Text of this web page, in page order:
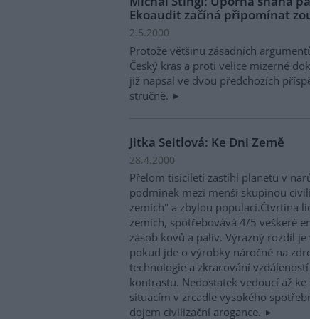
Ekoaudit začíná připomínat
2.5.2000
Protože většinu zásadních
Český kras a proti velice mizerné
již napsal ve dvou předchozích
stručně.
Jitka Seitlová: Ke Dni Země
28.4.2000
Přelom tisíciletí zastihl planetu v
podmínek mezi menší skupinou
zemích" a zbylou populací.Čtvrtina
zemích, spotřebovává 4/5 veškeré
zásob kovů a paliv. Výrazný rozdíl
pokud jde o výrobky náročné na
technologie a zkracování
kontrastu. Nedostatek vedoucí až
situacím v zrcadle vysokého
dojem civilizační arogance.